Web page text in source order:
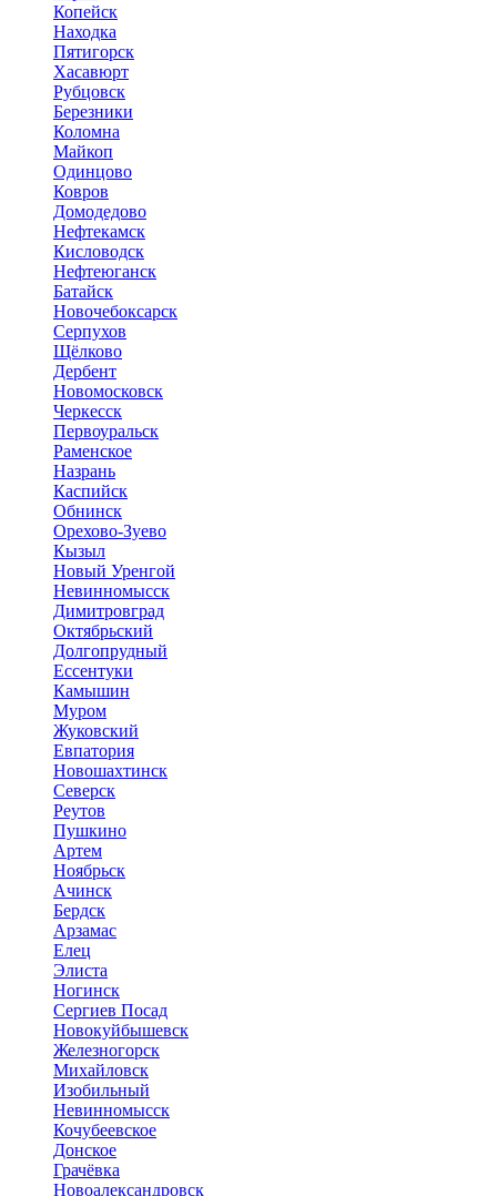
Копейск
Находка
Пятигорск
Хасавюрт
Рубцовск
Березники
Коломна
Майкоп
Одинцово
Ковров
Домодедово
Нефтекамск
Кисловодск
Нефтеюганск
Батайск
Новочебоксарск
Серпухов
Щёлково
Дербент
Новомосковск
Черкесск
Первоуральск
Раменское
Назрань
Каспийск
Обнинск
Орехово-Зуево
Кызыл
Новый Уренгой
Невинномысск
Димитровград
Октябрьский
Долгопрудный
Ессентуки
Камышин
Муром
Жуковский
Евпатория
Новошахтинск
Северск
Реутов
Пушкино
Артем
Ноябрьск
Ачинск
Бердск
Арзамас
Елец
Элиста
Ногинск
Сергиев Посад
Новокуйбышевск
Железногорск
Михайловск
Изобильный
Невинномысск
Кочубеевское
Донское
Грачёвка
Новоалександровск